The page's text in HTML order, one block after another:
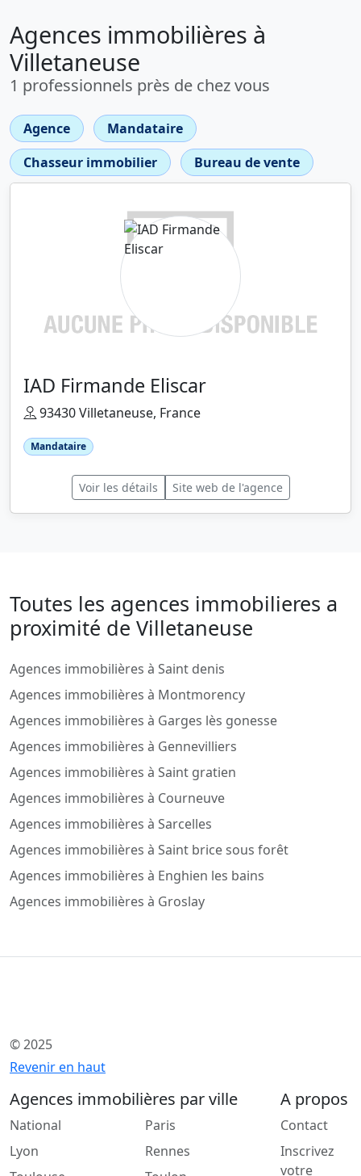
Agences immobilières à
Villetaneuse
1 professionnels près de chez vous
Agence
Mandataire
Chasseur immobilier
Bureau de vente
IAD Firmande Eliscar
93430 Villetaneuse, France
Mandataire
Voir les détails Site web de l'agence
Toutes les agences immobilieres a
proximité de Villetaneuse
Agences immobilières à Saint denis
Agences immobilières à Montmorency
Agences immobilières à Garges lès gonesse
Agences immobilières à Gennevilliers
Agences immobilières à Saint gratien
Agences immobilières à Courneuve
Agences immobilières à Sarcelles
Agences immobilières à Saint brice sous forêt
Agences immobilières à Enghien les bains
Agences immobilières à Groslay
© 2025
Revenir en haut
Agences immobilières par ville
National
Lyon
Paris
Rennes
A propos
Contact
Inscrivez
votre